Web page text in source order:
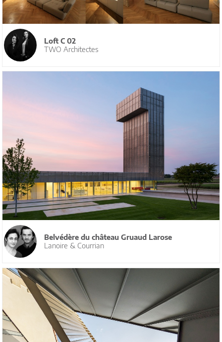
Loft C 02
TWO Architectes
Belvédère du château Gruaud Larose
Lanoire & Courrian